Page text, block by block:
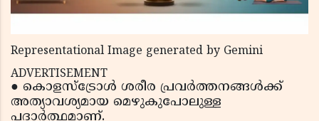
Representational Image generated by Gemini
ADVERTISEMENT
● കൊളസ്‌ട്രോൾ ശരീര പ്രവർത്തനങ്ങൾക്ക്
അത്യാവശ്യമായ മെഴുകുപോലുള്ള
പദാർത്ഥമാണ്.